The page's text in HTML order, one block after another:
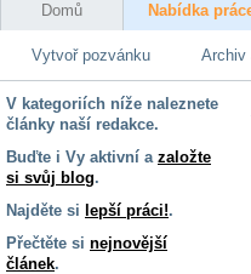
Domů Nabídka
Vytvoř pozvánku Archiv
V kategoriích níže naleznete
články naší redakce.
Buďte i Vy aktivní a založte
si svůj blog.
Najděte si lepší práci!.
Přečtěte si nejnovější
článek.